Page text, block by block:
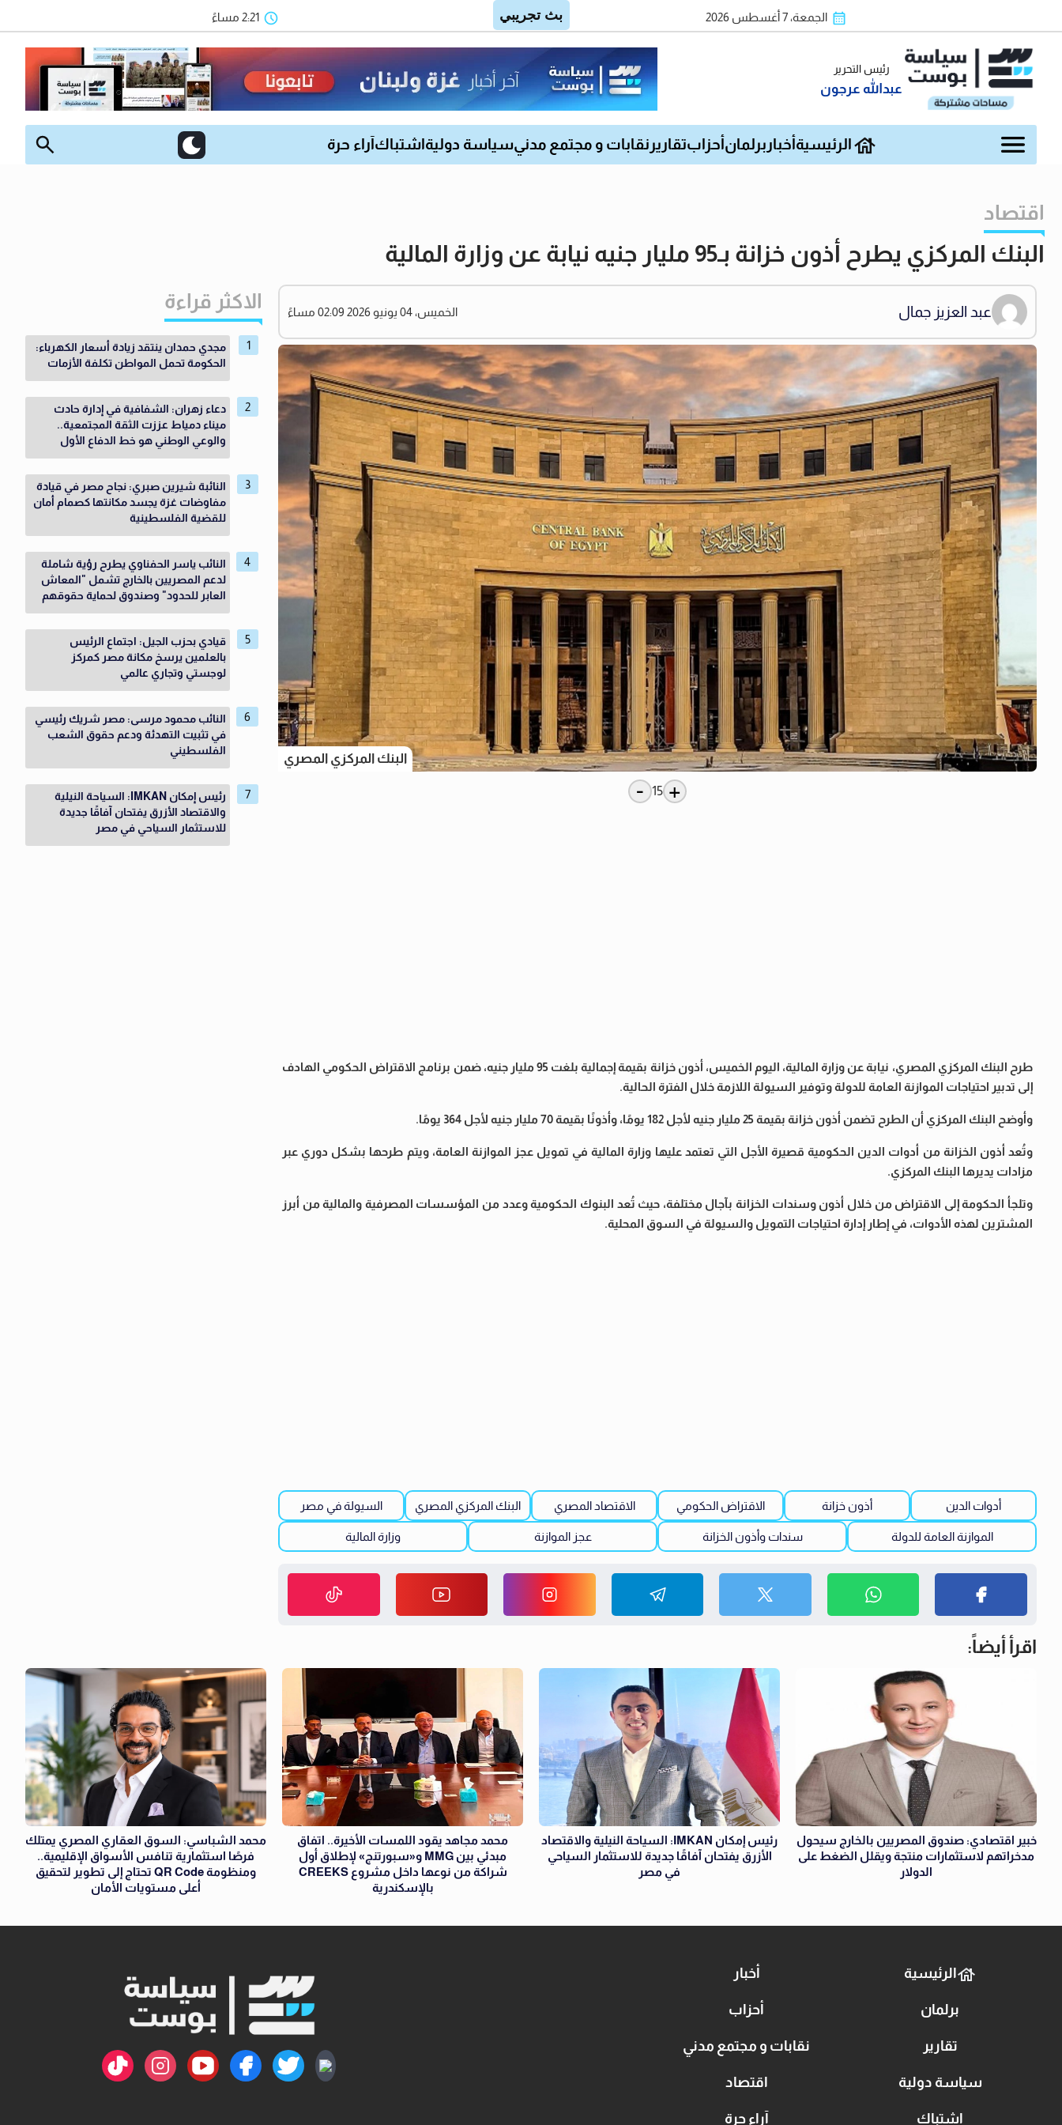
الجمعة، 7 أغسطس 2026 2:21 مساءً
رئيس التحرير
عبدالله عرجون
الرئيسية أخبار برلمان أحزابتقارير نقابات و مجتمع مدنيسياسة دولية اشتباك آراء حرة
اقتصاد
البنك المركزي يطرح أذون خزانة بـ95 مليار جنيه نيابة عن وزارة المالية
عبد العزيز جمال الخميس، 04 يونيو 2026 02:09 مساءً
البنك المركزي المصري
+
15
-
طرح البنك المركزي المصري، نيابة عن وزارة المالية، اليوم الخميس، أذون خزانة بقيمة إجمالية بلغت 95 مليار جنيه، ضمن برنامج الاقتراض الحكومي الهادف
إلى تدبير احتياجات الموازنة العامة للدولة وتوفير السيولة اللازمة خلال الفترة الحالية.
وأوضح البنك المركزي أن الطرح تضمن أذون خزانة بقيمة 25 مليار جنيه لأجل 182 يومًا، وأذونًا بقيمة 70 مليار جنيه لأجل 364 يومًا.
وتُعد أذون الخزانة من أدوات الدين الحكومية قصيرة الأجل التي تعتمد عليها وزارة المالية في تمويل عجز الموازنة العامة، ويتم طرحها بشكل دوري عبر
مزادات يديرها البنك المركزي.
وتلجأ الحكومة إلى الاقتراض من خلال أذون وسندات الخزانة بآجال مختلفة، حيث تُعد البنوك الحكومية وعدد من المؤسسات المصرفية والمالية من أبرز
المشترين لهذه الأدوات، في إطار إدارة احتياجات التمويل والسيولة في السوق المحلية.
أدوات الدين أذون خزانة الاقتراض الحكومي الاقتصاد المصري البنك المركزي المصري السيولة في مصر
الموازنة العامة للدولة سندات وأذون الخزانة عجز الموازنة وزارة المالية
الاكثر قراءة
مجدي حمدان ينتقد زيادة أسعار الكهرباء:
الحكومة تحمل المواطن تكلفة الأزمات
دعاء زهران: الشفافية في إدارة حادث
ميناء دمياط عززت الثقة المجتمعية..
والوعي الوطني هو خط الدفاع الأول
النائبة شيرين صبري: نجاح مصر في قيادة
مفاوضات غزة يجسد مكانتها كصمام أمان
للقضية الفلسطينية
النائب ياسر الحفناوي يطرح رؤية شاملة
لدعم المصريين بالخارج تشمل "المعاش
العابر للحدود" وصندوق لحماية حقوقهم
قيادي بحزب الجيل: اجتماع الرئيس
بالعلمين يرسخ مكانة مصر كمركز
لوجستي وتجاري عالمي
النائب محمود مرسى: مصر شريك رئيسي
في تثبيت التهدئة ودعم حقوق الشعب
الفلسطيني
رئيس إمكان IMKAN: السياحة النيلية
والاقتصاد الأزرق يفتحان آفاقًا جديدة
للاستثمار السياحي في مصر
اقرأ أيضاً:
خبير اقتصادي: صندوق المصريين بالخارج سيحول
مدخراتهم لاستثمارات منتجة ويقلل الضغط على
الدولار
رئيس إمكان IMKAN: السياحة النيلية والاقتصاد
الأزرق يفتحان آفاقًا جديدة للاستثمار السياحي
في مصر
محمد مجاهد يقود اللمسات الأخيرة.. اتفاق
مبدئي بين MMG و«سبورتنج» لإطلاق أول
شراكة من نوعها داخل مشروع CREEKS
بالإسكندرية
محمد الشباسي: السوق العقاري المصري يمتلك
فرصًا استثمارية تنافس الأسواق الإقليمية..
ومنظومة QR Code تحتاج إلى تطوير لتحقيق
أعلى مستويات الأمان
الرئيسية أخبار
برلمان أحزاب
تقارير نقابات و مجتمع مدني
سياسة دولية اقتصاد
اشتباك آراء حرة